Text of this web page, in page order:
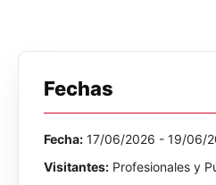
Fechas
Fecha: 17/06/2026 - 19/06/
Visitantes: Profesionales y